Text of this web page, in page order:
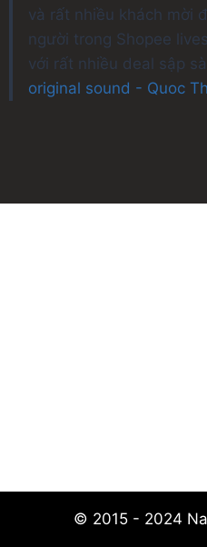
và rất nhiều khách mời
người trong Shopee
với rất nhiều deal sập
original sound - Quoc
© 2015 - 2024